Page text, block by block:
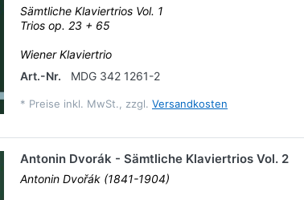
Sämtliche Klaviertrios Vol. 1
Trios op. 23 + 65
Wiener Klaviertrio
Art.-Nr.
MDG 342 1261-2
* Preise inkl. MwSt., zzgl. Versandkosten
Antonin Dvorák - Sämtliche Klaviertrios Vol. 2
Antonin Dvořák (1841-1904)